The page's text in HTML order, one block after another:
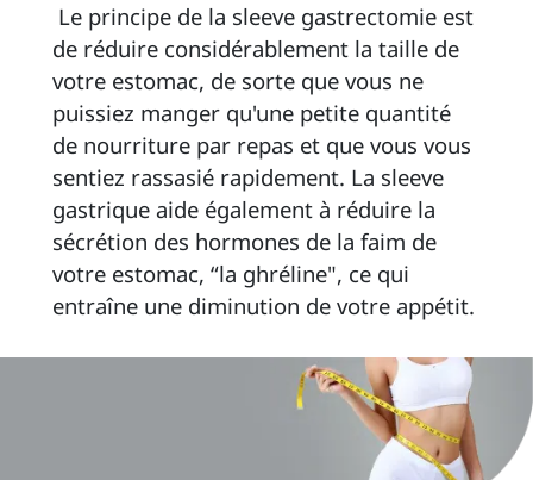
de réduire considérablement la taille de
votre estomac, de sorte que vous ne
puissiez manger qu'une petite quantité
de nourriture par repas et que vous vous
sentiez rassasié rapidement. La sleeve
gastrique aide également à réduire la
sécrétion des hormones de la faim de
votre estomac, “la ghréline", ce qui
entraîne une diminution de votre appétit.